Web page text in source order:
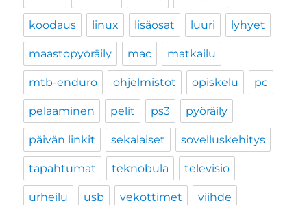
koodaus linux lisäosat luuri lyhyet
maastopyöräily mac matkailu
mtb-enduro ohjelmistot opiskelu pc
pelaaminen pelit ps3 pyöräily
päivän linkit sekalaiset sovelluskehitys
tapahtumat teknobula televisio
urheilu usb vekottimet viihde